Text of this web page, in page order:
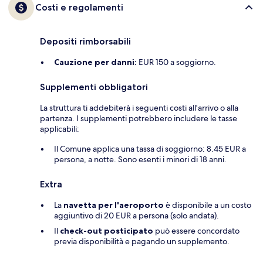
Costi e regolamenti
Depositi rimborsabili
Cauzione per danni: EUR 150 a soggiorno.
Supplementi obbligatori
La struttura ti addebiterà i seguenti costi all'arrivo o alla
partenza. I supplementi potrebbero includere le tasse
applicabili:
Il Comune applica una tassa di soggiorno: 8.45 EUR a
persona, a notte. Sono esenti i minori di 18 anni.
Extra
La navetta per l'aeroporto è disponibile a un costo
aggiuntivo di 20 EUR a persona (solo andata).
Il check-out posticipato può essere concordato
previa disponibilità e pagando un supplemento.